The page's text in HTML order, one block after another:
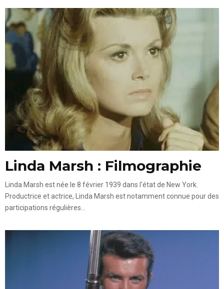
Linda Marsh : Filmographie
Linda Marsh est née le 8 février 1939 dans l'état de New York.
Productrice et actrice, Linda Marsh est notamment connue pour des
participations régulières...